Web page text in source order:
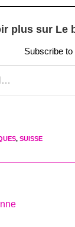
plus sur Le
Subscribe
, SUISSE